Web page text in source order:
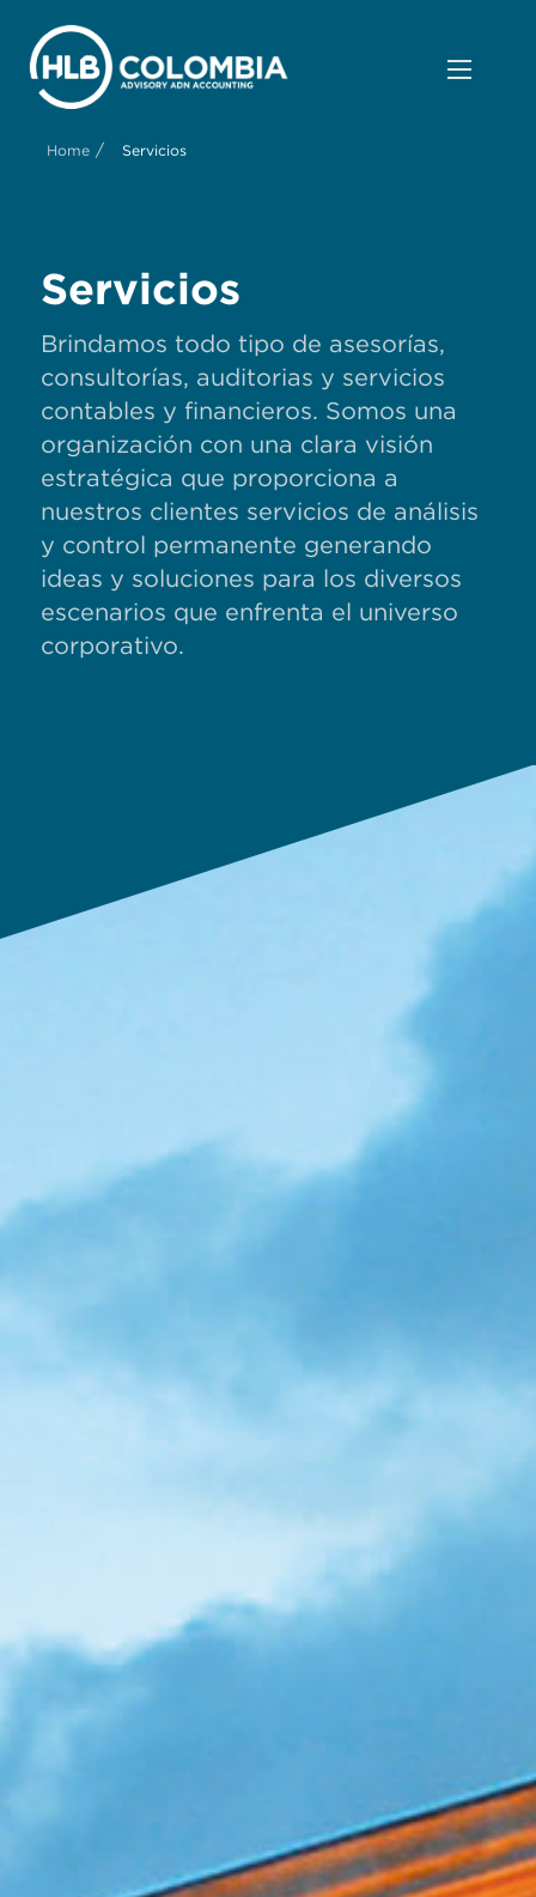
Home / Servicios
Servicios
Brindamos todo tipo de asesorías,
consultorías, auditorias y servicios
contables y financieros. Somos una
organización con una clara visión
estratégica que proporciona a
nuestros clientes servicios de análisis
y control permanente generando
ideas y soluciones para los diversos
escenarios que enfrenta el universo
corporativo.